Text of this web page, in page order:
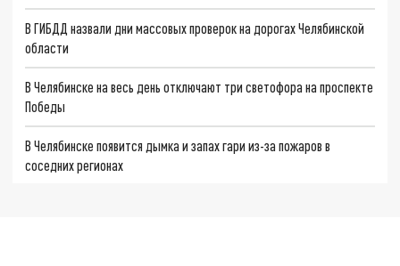
В ГИБДД назвали дни массовых проверок на дорогах Челябинской
области
В Челябинске на весь день отключают три светофора на проспекте
Победы
В Челябинске появится дымка и запах гари из-за пожаров в
соседних регионах